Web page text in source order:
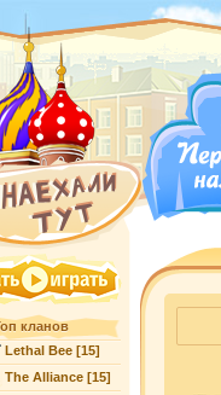
кланов
Lethal Bee[15]
The Alliance[15]